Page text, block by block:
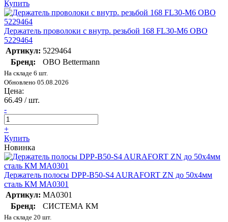
Купить
Держатель проволоки с внутр. резьбой 168 FL30-M6 OBO
5229464
Артикул: 5229464
Бренд:
OBO Bettermann
На складе 6 шт.
Обновлено 05.08.2026
Цена:
66.49 / шт.
-
+
Купить
Новинка
Держатель полосы DPP-B50-S4 AURAFORT ZN до 50х4мм
сталь КМ MA0301
Артикул: MA0301
Бренд:
СИСТЕМА КМ
На складе 20 шт.